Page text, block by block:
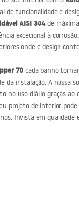
de funcionalidade e
AISI 304de
excecional à
onde o design
70 cada banho
da instalação. A nossa
no uso diário graças ao
projeto de interior
Invista em qualidade